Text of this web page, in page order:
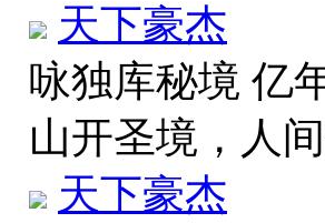
天下豪杰
咏独库秘境 亿
山开圣境，人
天下豪杰